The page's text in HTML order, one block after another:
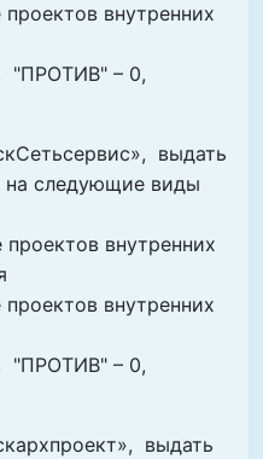
внутренних
– 0,
выдать
на следующие виды
внутренних
внутренних
– 0,
выдать